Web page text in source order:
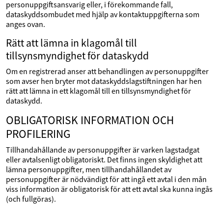
personuppgiftsansvarig eller, i förekommande fall,
dataskyddsombudet med hjälp av kontaktuppgifterna som
anges ovan.
Rätt att lämna in klagomål till
tillsynsmyndighet för dataskydd
Om en registrerad anser att behandlingen av personuppgifter
som avser hen bryter mot dataskyddslagstiftningen har hen
rätt att lämna in ett klagomål till en tillsynsmyndighet för
dataskydd.
OBLIGATORISK INFORMATION OCH
PROFILERING
Tillhandahållande av personuppgifter är varken lagstadgat
eller avtalsenligt obligatoriskt. Det finns ingen skyldighet att
lämna personuppgifter, men tillhandahållandet av
personuppgifter är nödvändigt för att ingå ett avtal i den mån
viss information är obligatorisk för att ett avtal ska kunna ingås
(och fullgöras).